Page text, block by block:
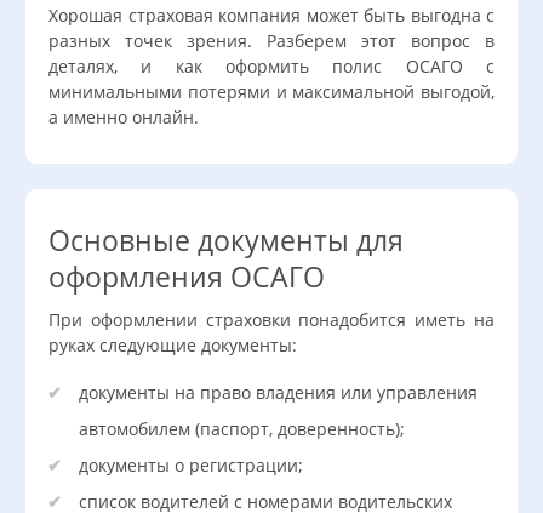
Хорошая страховая компания может быть выгодна с
разных точек зрения. Разберем этот вопрос в
деталях, и как оформить полис ОСАГО с
минимальными потерями и максимальной выгодой,
а именно онлайн.
Основные документы для
оформления ОСАГО
При оформлении страховки понадобится иметь на
руках следующие документы:
документы на право владения или управления
автомобилем (паспорт, доверенность);
документы о регистрации;
список водителей с номерами водительских